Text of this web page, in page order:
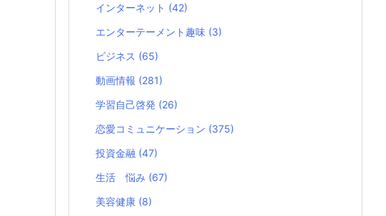
インターネット (42)
エンターテーメント趣味 (3)
ビジネス (65)
動画情報 (281)
学習自己啓発 (26)
恋愛コミュニケーション (375)
投資金融 (47)
生活 悩み (67)
美容健康 (8)